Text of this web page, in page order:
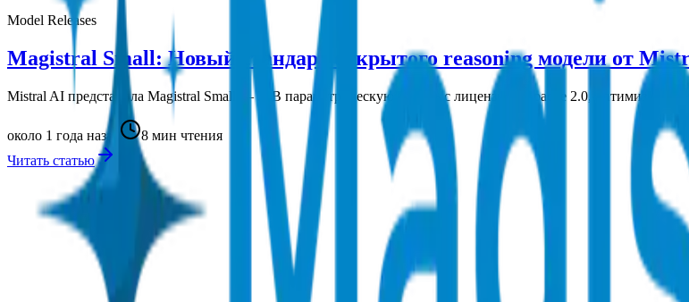
Model Releases
Magistral Small: Новый стандарт открытого reasoning модели от
Mistral AI представила Magistral Small — 24B параметрическую модель с лицензией Apache 2.0,
около 1 года назад
8 мин чтения
Читать статью